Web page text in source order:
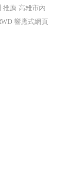
推薦 高雄市內
響應式網頁